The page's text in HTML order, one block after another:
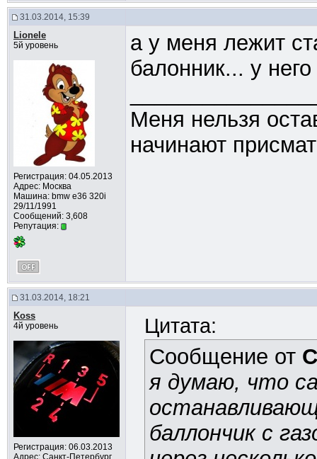
31.03.2014, 15:39
Lionele
5й уровень
Регистрация: 04.05.2013
Адрес: Москва
Машина: bmw e36 320i
29/11/1991
Сообщений: 3,608
Репутация:
а у меня лежит
балонник... у
Меня нельзя
начинают
31.03.2014, 18:21
Koss
4й уровень
Регистрация: 06.03.2013
Адрес: Санкт-Петербург
Цитата:
Сообщение от
я думаю, что
баллончик с